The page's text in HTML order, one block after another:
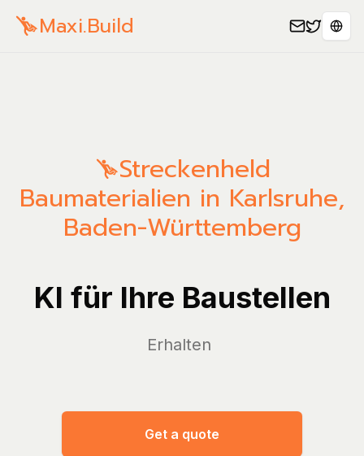
Maxi.Build
Streckenheld
Baumaterialien in Karlsruhe,
Baden-Württemberg
KI für Ihre Baustellen
Ve
Get a quote